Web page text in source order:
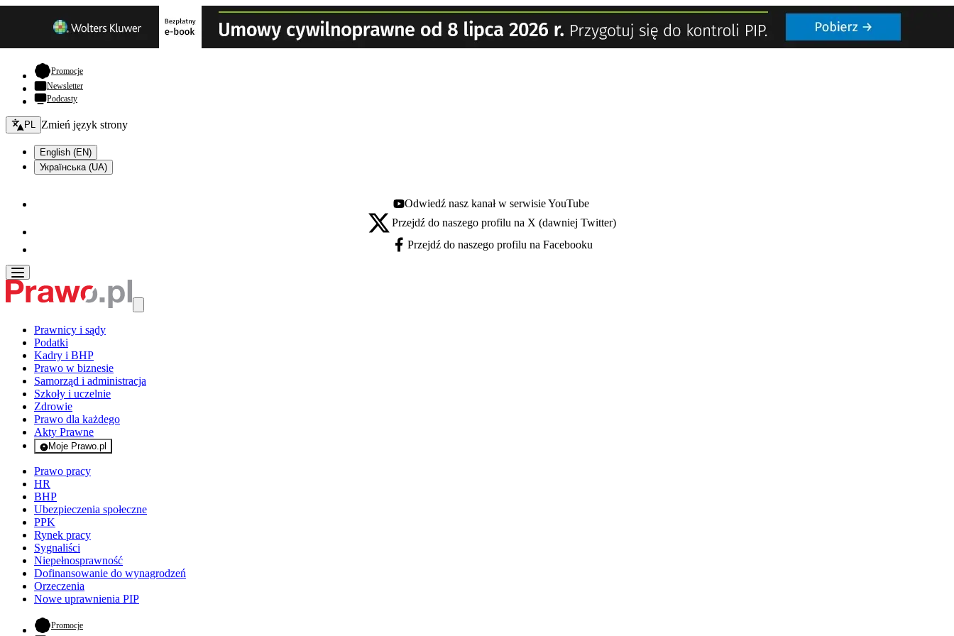
Promocje- otwiera się w nowej karcie
Newsletter
Podcasty
Zmień język - bieżący:
PL Zmień język strony
English (EN)
Українська (UA)
Youtube - otwiera się w nowej karcie
Odwiedź nasz kanał w serwisie YouTube
X - otwiera się w nowej karcie
Przejdź do naszego profilu na X (dawniej Twitter)
Facebook - otwiera się w nowej karcie
Przejdź do naszego profilu na Facebooku
Prawnicy i sądy
Podatki
Kadry i BHP
Prawo w biznesie
Samorząd i administracja
Szkoły i uczelnie
Zdrowie
Prawo dla każdego
Akty Prawne
Moje Prawo.pl
- rejestracja i logowanie do serwisu
Prawo pracy
HR
BHP
Ubezpieczenia społeczne
PPK
Rynek pracy
Sygnaliści
Niepełnosprawność
Dofinansowanie do wynagrodzeń
Orzeczenia
Nowe uprawnienia PIP
Promocje- otwiera się w nowej karcie